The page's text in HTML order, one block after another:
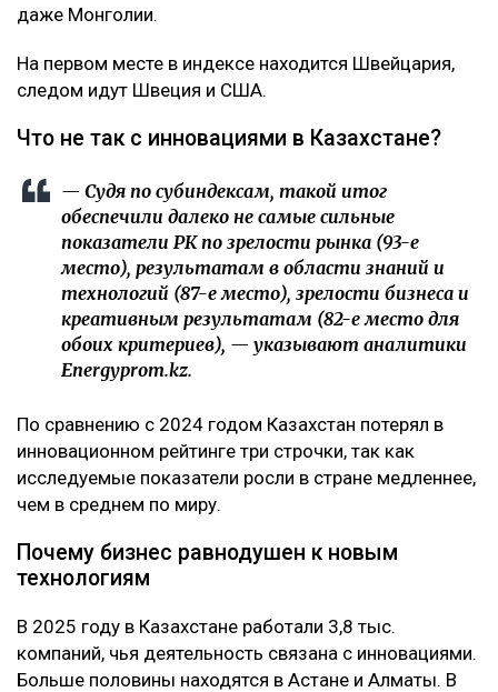
даже Монголии.
На первом месте в индексе находится Швейцария,
следом идут Швеция и США.
Что не так с инновациями в Казахстане?
— Судя по субиндексам, такой итог
обеспечили далеко не самые сильные
показатели РК по зрелости рынка (93-е
место), результатам в области знаний и
технологий (87-е место), зрелости бизнеса и
креативным результатам (82-е место для
обоих критериев), — указывают аналитики
Energyprom.kz.
По сравнению с 2024 годом Казахстан потерял в
инновационном рейтинге три строчки, так как
исследуемые показатели росли в стране медленнее,
чем в среднем по миру.
Почему бизнес равнодушен к новым
технологиям
В 2025 году в Казахстане работали 3,8 тыс.
компаний, чья деятельность связана с инновациями.
Больше половины находятся в Астане и Алматы. В